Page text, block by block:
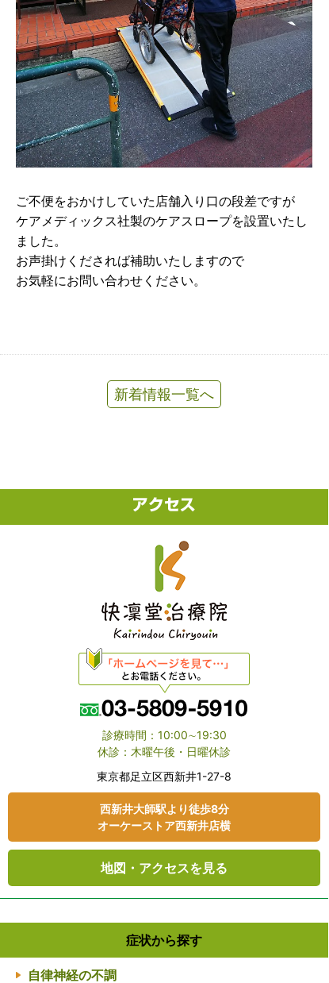
ご不便をおかけしていた店舗入り口の段差ですが
ケアメディックス社製のケアスロープを設置いたし
ました。
お声掛けくだされば補助いたしますので
お気軽にお問い合わせください。
新着情報一覧へ
診療時間：10:00∼19:30
休診：木曜午後・日曜休診
東京都⾜⽴区⻄新井1-27-8
⻄新井大師駅より徒歩8分
オーケーストア⻄新井店横
地図・アクセスを見る
症状から探す
自律神経の不調